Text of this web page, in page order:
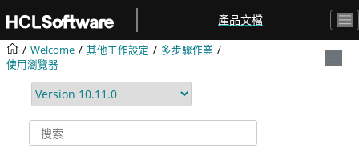
產品文檔
Welcome 其他工作設定
多步驟作業
使用瀏覽器